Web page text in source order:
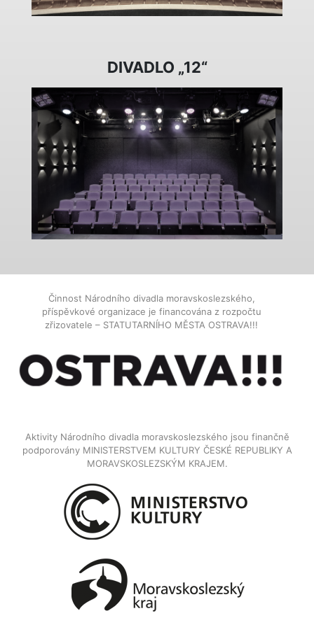
DIVADLO „12“
Činnost Národního divadla moravskoslezského,
příspěvkové organizace je financována z rozpočtu
zřizovatele – STATUTARNÍHO MĚSTA OSTRAVA!!!
Aktivity Národního divadla moravskoslezského jsou finančně
podporovány MINISTERSTVEM KULTURY ČESKÉ REPUBLIKY A
MORAVSKOSLEZSKÝM KRAJEM.